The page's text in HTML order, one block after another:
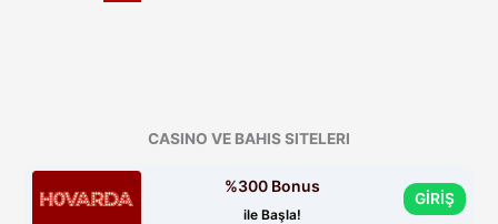
CASINO VE BAHIS SITELERI
%300 Bonus
ile Başla!
GİRİŞ